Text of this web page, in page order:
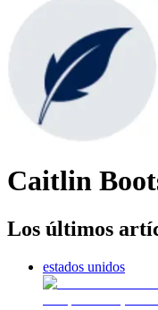
Caitlin
Los últimos
estados unidos